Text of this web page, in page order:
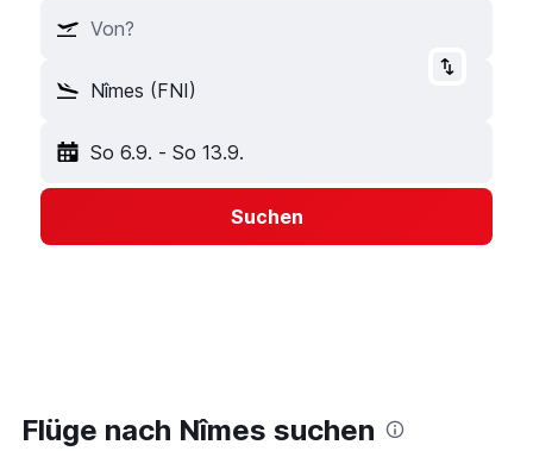
Von?
Nîmes (FNI)
So 6.9. - So 13.9.
Suchen
Flüge nach Nîmes suchen